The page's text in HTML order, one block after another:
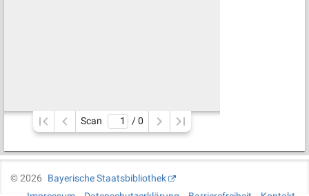
Scan / 0
©2026
Bayerische Staatsbibliothek